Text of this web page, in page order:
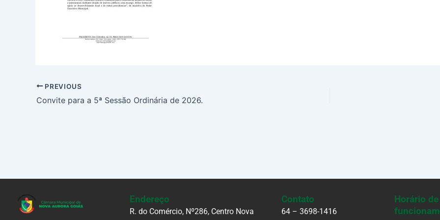
PREVIOUS
Convite para a 5ª Sessão Ordinária de 2026.
Endereço
R. do Comércio, Nº286, Centro Nova
Contato
64 – 3698-1416
Horário de